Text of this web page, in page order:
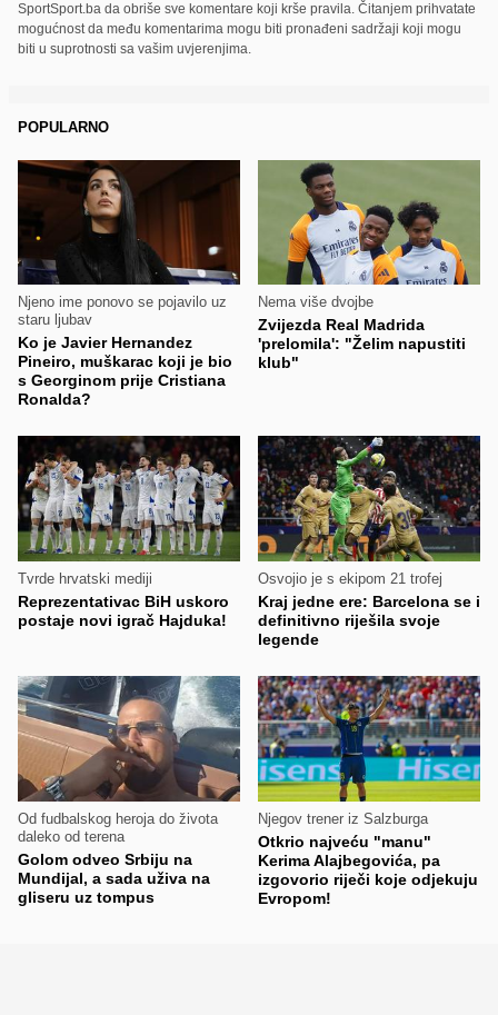
SportSport.ba da obriše sve komentare koji krše pravila. Čitanjem prihvatate
mogućnost da među komentarima mogu biti pronađeni sadržaji koji mogu
biti u suprotnosti sa vašim uvjerenjima.
POPULARNO
Njeno ime ponovo se pojavilo uz
staru ljubav
Ko je Javier Hernandez
Pineiro, muškarac koji je bio
s Georginom prije Cristiana
Ronalda?
Nema više dvojbe
Zvijezda Real Madrida
'prelomila': "Želim napustiti
klub"
Tvrde hrvatski mediji
Reprezentativac BiH uskoro
postaje novi igrač Hajduka!
Osvojio je s ekipom 21 trofej
Kraj jedne ere: Barcelona se i
definitivno riješila svoje
legende
Od fudbalskog heroja do života
daleko od terena
Golom odveo Srbiju na
Mundijal, a sada uživa na
gliseru uz tompus
Njegov trener iz Salzburga
Otkrio najveću "manu"
Kerima Alajbegovića, pa
izgovorio riječi koje odjekuju
Evropom!